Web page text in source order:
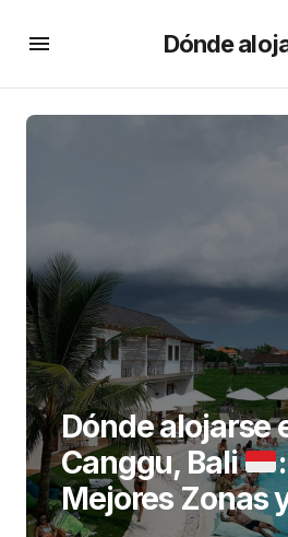
Dónde
Dónde alojarse
Canggu, Bali
Mejores Zonas